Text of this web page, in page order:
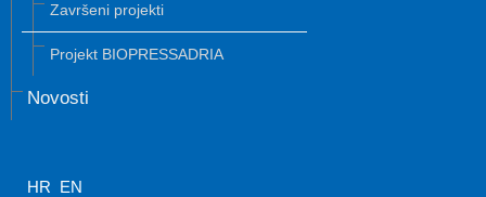
Završeni projekti
Projekt BIOPRESSADRIA
Novosti
HR EN